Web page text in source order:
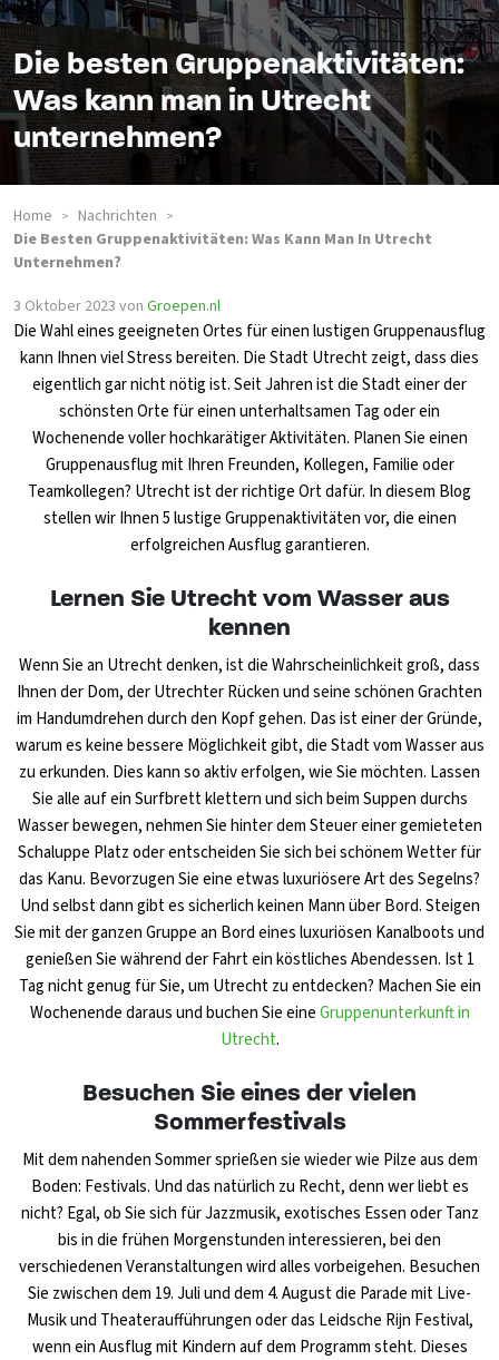
Die besten Gruppenaktivitäten:
Was kann man in Utrecht
unternehmen?
Home > Nachrichten >
Die Besten Gruppenaktivitäten: Was Kann Man In Utrecht
Unternehmen?
3 Oktober 2023 von Groepen.nl
Die Wahl eines geeigneten Ortes für einen lustigen Gruppenausflug
kann Ihnen viel Stress bereiten. Die Stadt Utrecht zeigt, dass dies
eigentlich gar nicht nötig ist. Seit Jahren ist die Stadt einer der
schönsten Orte für einen unterhaltsamen Tag oder ein
Wochenende voller hochkarätiger Aktivitäten. Planen Sie einen
Gruppenausflug mit Ihren Freunden, Kollegen, Familie oder
Teamkollegen? Utrecht ist der richtige Ort dafür. In diesem Blog
stellen wir Ihnen 5 lustige Gruppenaktivitäten vor, die einen
erfolgreichen Ausflug garantieren.
Lernen Sie Utrecht vom Wasser aus
kennen
Wenn Sie an Utrecht denken, ist die Wahrscheinlichkeit groß, dass
Ihnen der Dom, der Utrechter Rücken und seine schönen Grachten
im Handumdrehen durch den Kopf gehen. Das ist einer der Gründe,
warum es keine bessere Möglichkeit gibt, die Stadt vom Wasser aus
zu erkunden. Dies kann so aktiv erfolgen, wie Sie möchten. Lassen
Sie alle auf ein Surfbrett klettern und sich beim Suppen durchs
Wasser bewegen, nehmen Sie hinter dem Steuer einer gemieteten
Schaluppe Platz oder entscheiden Sie sich bei schönem Wetter für
das Kanu. Bevorzugen Sie eine etwas luxuriösere Art des Segelns?
Und selbst dann gibt es sicherlich keinen Mann über Bord. Steigen
Sie mit der ganzen Gruppe an Bord eines luxuriösen Kanalboots und
genießen Sie während der Fahrt ein köstliches Abendessen. Ist 1
Tag nicht genug für Sie, um Utrecht zu entdecken? Machen Sie ein
Wochenende daraus und buchen Sie eineGruppenunterkunft in
Utrecht.
Besuchen Sie eines der vielen
Sommerfestivals
Mit dem nahenden Sommer sprießen sie wieder wie Pilze aus dem
Boden: Festivals. Und das natürlich zu Recht, denn wer liebt es
nicht? Egal, ob Sie sich für Jazzmusik, exotisches Essen oder Tanz
bis in die frühen Morgenstunden interessieren, bei den
verschiedenen Veranstaltungen wird alles vorbeigehen. Besuchen
Sie zwischen dem 19. Juli und dem 4. August die Parade mit Live-
Musik und Theateraufführungen oder das Leidsche Rijn Festival,
wenn ein Ausflug mit Kindern auf dem Programm steht. Dieses